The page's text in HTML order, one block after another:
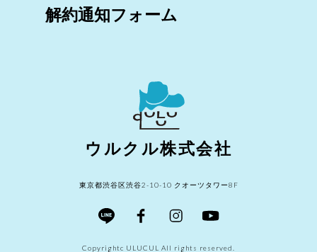
ウルクル株式会社
東京都渋谷区渋谷2-10-10 クオーツタワー8F
解約通知フォーム
Copyrightc ULUCUL All rights reserved.